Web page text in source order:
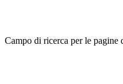
Campo di ricerca per le pagine